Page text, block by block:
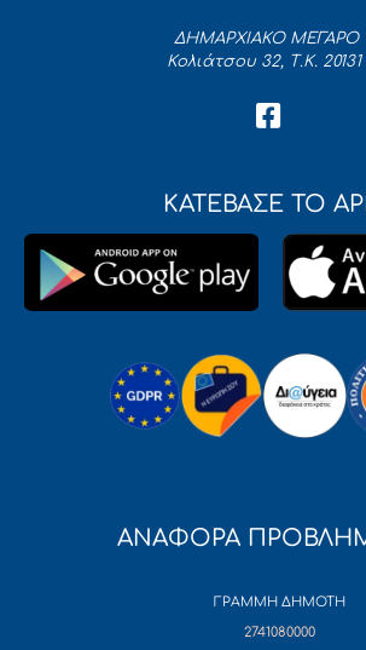
ΔΗΜΑΡΧΙΑΚΟ ΜΕΓΑΡΟ
Κολιάτσου 32, Τ.Κ. 20131
ΚΑΤΕΒΑΣΕ ΤΟ
ΑΝΑΦΟΡΑ
ΓΡΑΜΜΗ ΔΗΜΟΤΗ
2741080000